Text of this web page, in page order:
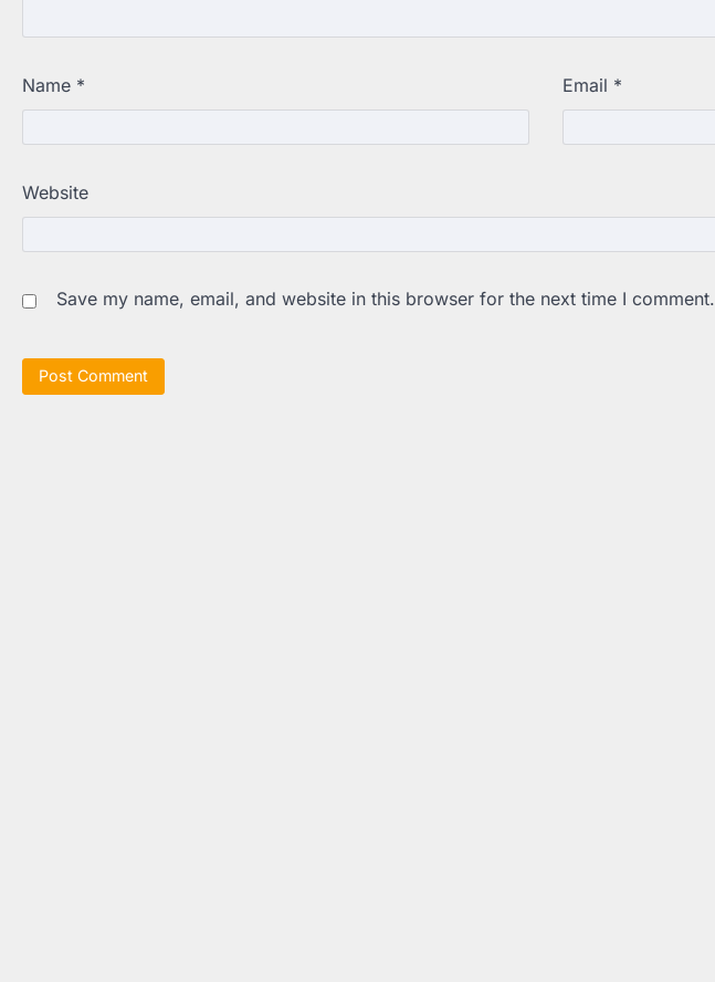
Name * Email *
Website
Save my name, email, and website in this browser for the next time I comment.